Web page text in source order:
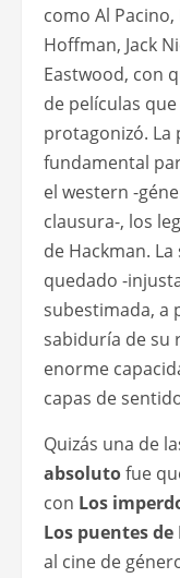
como Al
Hoffman, Jack
Eastwood, con
de películas
protagonizó. La
fundamental
el western -
clausura-, los
de Hackman. La
quedado -
subestimada, a
sabiduría de su
enorme
capas de
Quizás una de
absolutofue
con Los
Los puentes
al cine de